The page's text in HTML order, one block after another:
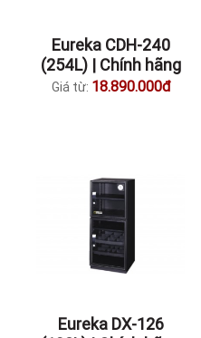
Eureka CDH-240
(254L) | Chính hãng
Giá từ: 18.890.000đ
Eureka DX-126